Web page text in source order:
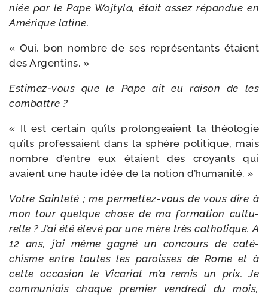
niée par le Pape Wojtyla, était assez répan­due en
Amérique latine.
« Oui, bon nombre de ses repré­sen­tants étaient
des Argentins. »
Estimez-​vous que le Pape ait eu rai­son de les
combattre ?
« Il est cer­tain qu’ils pro­lon­geaient la théo­lo­gie
qu’ils pro­fes­saient dans la sphère poli­tique, mais
nombre d’entre eux étaient des croyants qui
avaient une haute idée de la notion d’humanité. »
Votre Sainteté ; me permettez-​vous de vous dire à
mon tour quelque chose de ma for­ma­tion cultu­
relle ? J’ai été éle­vé par une mère très catho­lique. A
12 ans, j’ai même gagné un concours de caté­
chisme entre toutes les paroisses de Rome et à
cette occa­sion le Vicariat m’a remis un prix. Je
com­mu­niais chaque pre­mier ven­dre­di du mois,